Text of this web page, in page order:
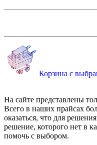
Корзина с
На сайте представлены
Всего в наших прайсах
оказаться, что для
решение, которого нет в
помочь с выбором.